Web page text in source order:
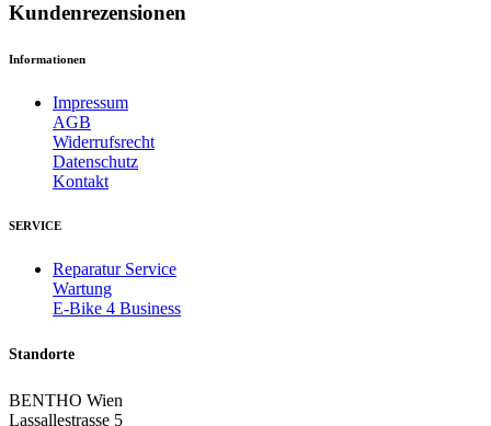
Kundenrezensionen
Informationen
Impressum
AGB
Widerrufsrecht
Datenschutz
Kontakt
SERVICE
Reparatur Service
Wartung
E-Bike 4 Business
Standorte
BENTHO Wien
Lassallestrasse 5